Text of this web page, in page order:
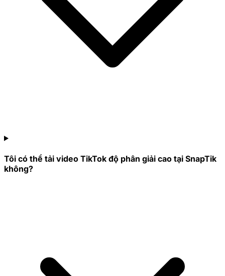
Tôi có thể tải video TikTok độ phân giải cao tại SnapTik
không?